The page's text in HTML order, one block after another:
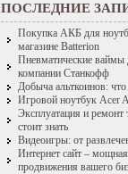
ПОСЛЕДНИЕ
Покупка АКБ для
магазине Batterion
Пневматические ваймы
компании Станкофф
Добыча альткоинов:
Игровой ноутбук Acer
Эксплуатация и ремонт
стоит знать
Видеоигры: от
Интернет сайт –
продвижения вашего